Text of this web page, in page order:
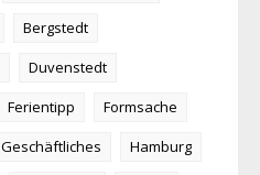
Bergstedt
Duvenstedt
Ferientipp
Formsache
Geschäftliches
Hamburg